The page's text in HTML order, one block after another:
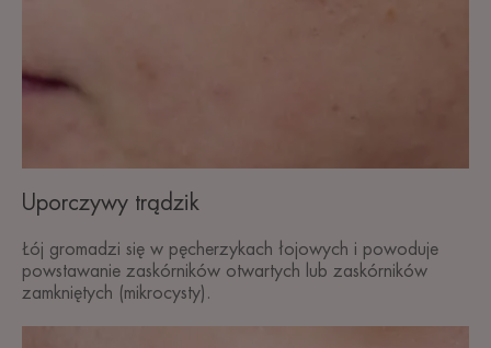
Uporczywy trądzik
Łój gromadzi się w pęcherzykach łojowych i powoduje
powstawanie zaskórników otwartych lub zaskórników
zamkniętych (mikrocysty).